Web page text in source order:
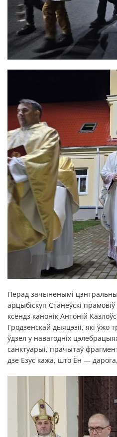
Перад зачыненымі
арцыбіскуп Станеўскі
ксёндз канонік Антоній
Гродзенскай дыяцэзіі, які
ўдзел у навагодніх
санктуарыі, прачытаў
дзе Езус кажа, што Ён —